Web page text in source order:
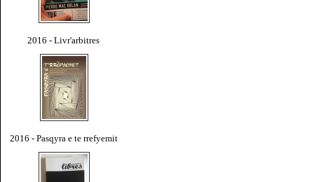
2016 - Livr'arbitres
2016 - Pasqyra e te rrefyemit